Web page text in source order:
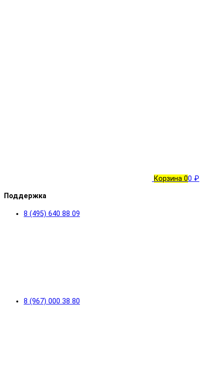
Корзина 00 ₽
Поддержка
8 (495) 640 88 09
8 (967) 000 38 80